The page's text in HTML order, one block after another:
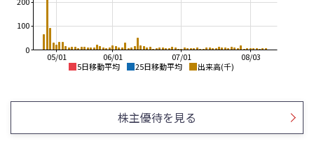
5日移動平均 25日移動平均 出来高(千)
08/03
07/01
06/01
05/01
0
100
3,800
4,000
株主優待を見る